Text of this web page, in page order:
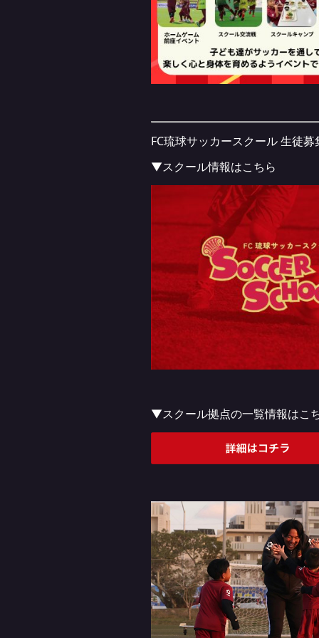
FC琉球サッカースクール 生徒募
▼スクール情報はこちら
▼スクール拠点の一覧情報はこ